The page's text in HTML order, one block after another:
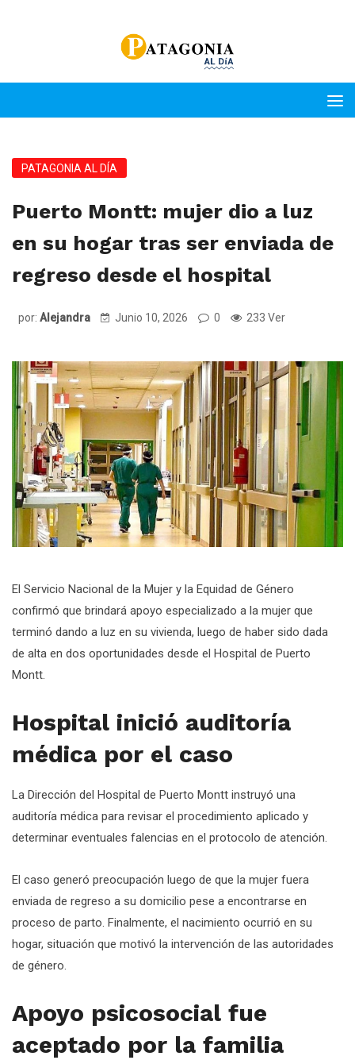
PATAGONIA AL DÍA
Puerto Montt: mujer dio a luz
en su hogar tras ser enviada de
regreso desde el hospital
por: Alejandra Junio 10, 2026 0 233 Ver
El Servicio Nacional de la Mujer y la Equidad de Género
confirmó que brindará apoyo especializado a la mujer que
terminó dando a luz en su vivienda, luego de haber sido dada
de alta en dos oportunidades desde el Hospital de Puerto
Montt.
Hospital inició auditoría
médica por el caso
La Dirección del Hospital de Puerto Montt instruyó una
auditoría médica para revisar el procedimiento aplicado y
determinar eventuales falencias en el protocolo de atención.
El caso generó preocupación luego de que la mujer fuera
enviada de regreso a su domicilio pese a encontrarse en
proceso de parto. Finalmente, el nacimiento ocurrió en su
hogar, situación que motivó la intervención de las autoridades
de género.
Apoyo psicosocial fue
aceptado por la familia